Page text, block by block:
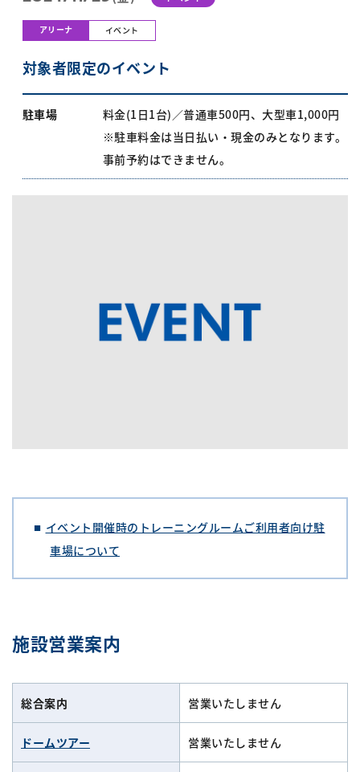
アリーナ イベント
対象者限定のイベント
駐車場
料金(1日1台)／普通車500円、大型車1,000円
※駐車料金は当日払い・現金のみとなります。
事前予約はできません。
イベント開催時のトレーニングルームご利用者向け駐
車場について
施設営業案内
総合案内 営業いたしません
ドームツアー 営業いたしません